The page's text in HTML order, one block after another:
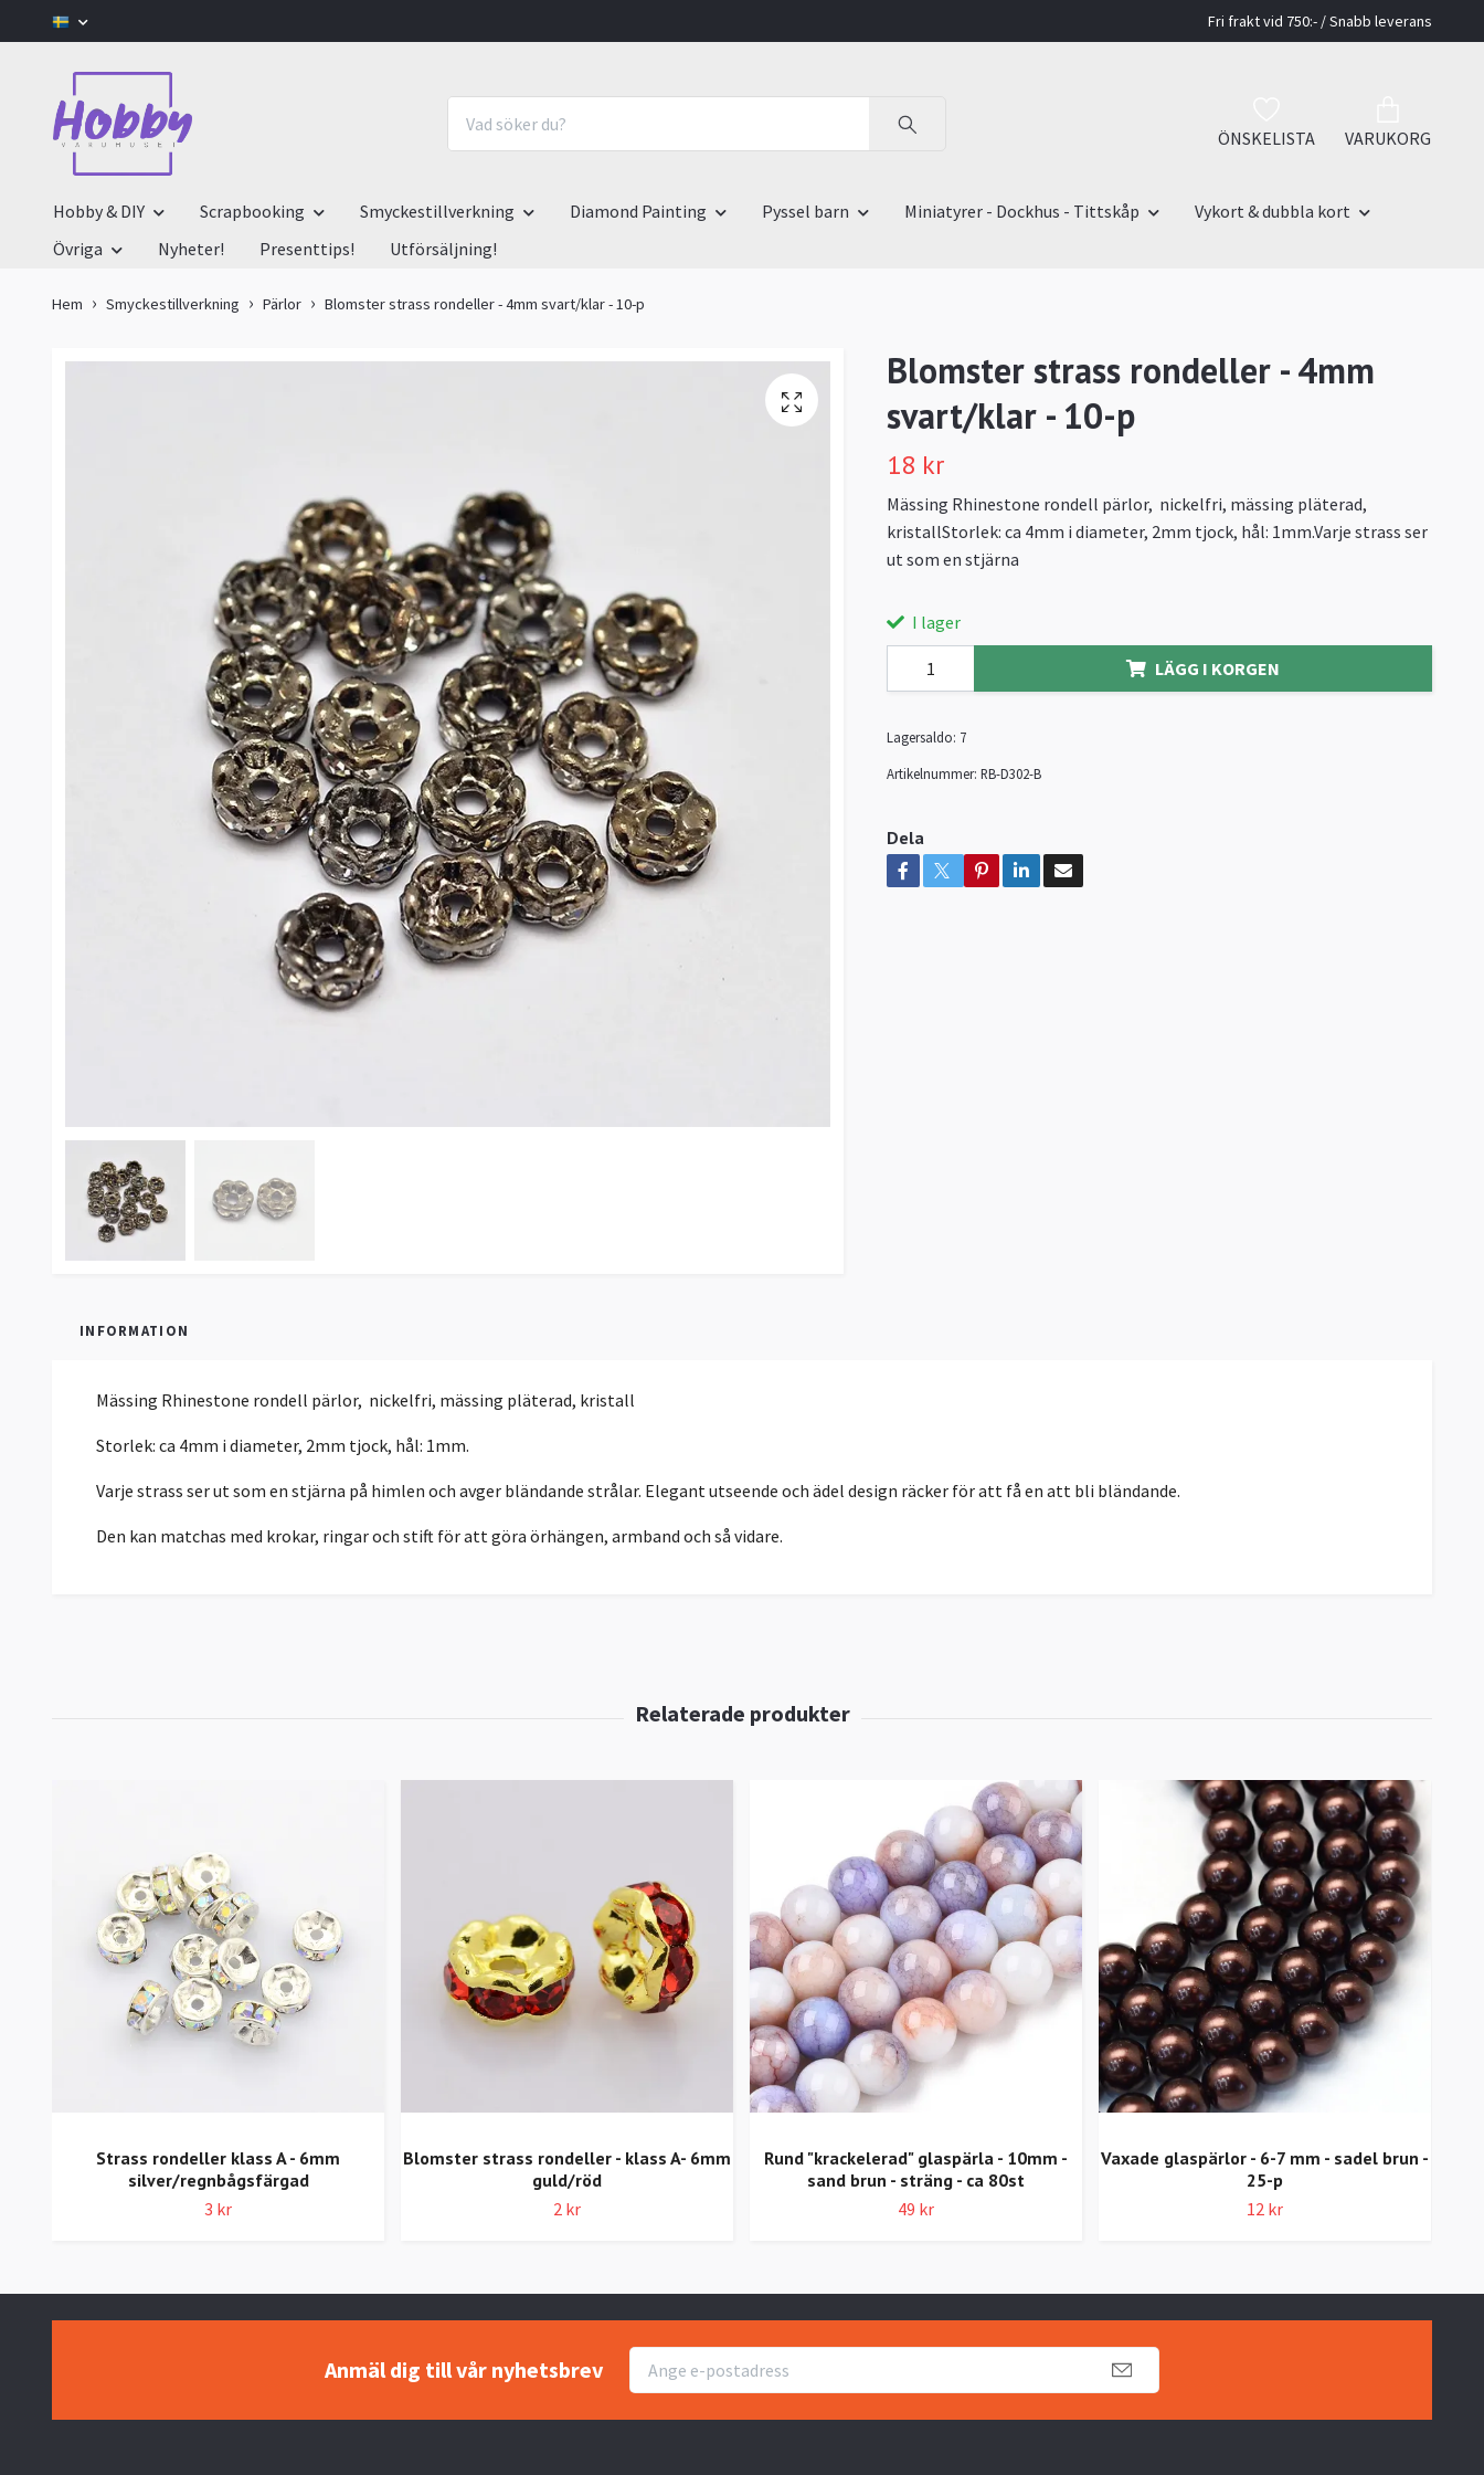
Fri frakt vid 750:- / Snabb leverans
ÖNSKELISTA VARUKORG
Hobby & DIY Scrapbooking Smyckestillverkning Diamond Painting Pyssel barn Miniatyrer - Dockhus - Tittskåp
Vykort & dubbla kort
Övriga
Nyheter! Presenttips! Utförsäljning!
Hem Smyckestillverkning Pärlor Blomster strass rondeller - 4mm svart/klar - 10-p
Blomster strass rondeller - 4mm
svart/klar - 10-p
18 kr
Mässing Rhinestone rondell pärlor, nickelfri, mässing pläterad,
kristallStorlek: ca 4mm i diameter, 2mm tjock, hål: 1mm.Varje strass ser
ut som en stjärna
I lager
LÄGG I KORGEN
Lagersaldo: 7
Artikelnummer: RB-D302-B
Dela
INFORMATION
Mässing Rhinestone rondell pärlor, nickelfri, mässing pläterad, kristall
Storlek: ca 4mm i diameter, 2mm tjock, hål: 1mm.
Varje strass ser ut som en stjärna på himlen och avger bländande strålar. Elegant utseende och ädel design räcker för att få en att bli bländande.
Den kan matchas med krokar, ringar och stift för att göra örhängen, armband och så vidare.
Strass rondeller klass A - 6mm
silver/regnbågsfärgad
3 kr
Blomster strass rondeller - klass A- 6mm
guld/röd
2 kr
Rund "krackelerad" glaspärla - 10mm -
sand brun - sträng - ca 80st
49 kr
Vaxade glaspärlor - 6-7 mm - sadel brun -
25-p
12 kr
Anmäl dig till vår nyhetsbrev